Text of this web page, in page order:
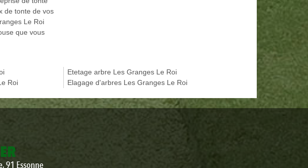
de tonte de vos
Le Roi
que vous
Roi
Etetage arbre Les Granges Le Roi
Elagage d'arbres Les Granges Le Roi